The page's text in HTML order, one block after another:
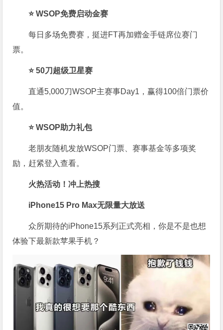
⭐ WSOP免费启动金赛
每日多场免费赛，挺进FT再加赠金手链席位赛门
票。
⭐ 50刀超级卫星赛
直通5,000刀WSOP主赛事Day1，赢得100倍门票价
值。
⭐ WSOP助力礼包
老朋友随机发放WSOP门票、赛事基金等多项奖
励，赶紧登入查看。
火热活动！冲上热搜
iPhone15 Pro Max无限量大放送
众所期待的iPhone15系列正式亮相，你是不是也想
体验下最新款苹果手机？